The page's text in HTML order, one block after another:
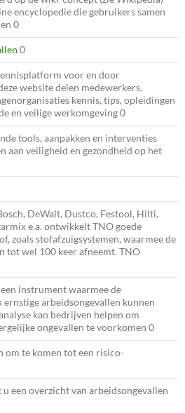
encyclopedie die gebruikers samen
0
0
voor en door
website delen medewerkers,
kennis, tips, opleidingen
en veilige werkomgeving 0
tools, aanpakken en interventies
aan veiligheid en gezondheid op het
DeWalt, Dustco, Festool, Hilti,
e.a. ontwikkelt TNO goede
zoals stofafzuigsystemen, waarmee de
tot wel 100 keer afneemt. TNO
instrument waarmee de
arbeidsongevallen kunnen
kan bedrijven helpen om
ongevallen te voorkomen 0
om te komen tot een risico-
een overzicht van arbeidsongevallen